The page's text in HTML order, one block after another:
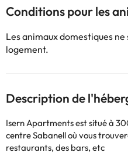
Conditions pour les
Les animaux domestiques
logement.
Description de
Isern Apartments est situé à
centre Sabanell où vous
restaurants, des bars, etc